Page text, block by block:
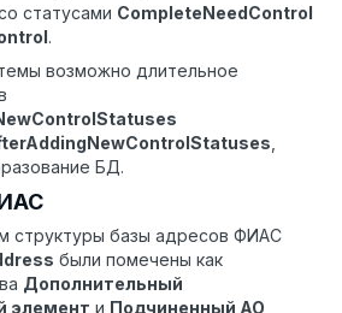
статусами CompleteNeedControl
.
возможно длительное
БД.
структуры базы адресов ФИАС
были помечены как
Дополнительный
элемент и Подчиненный АО